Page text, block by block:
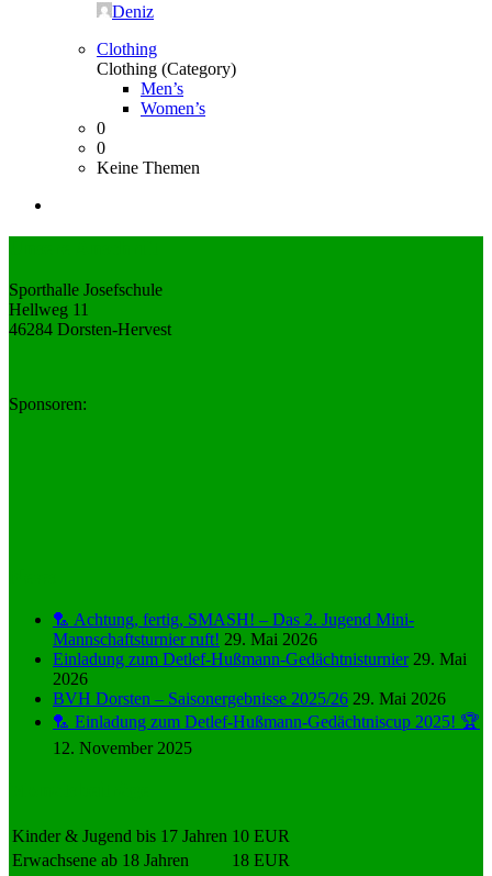
Deniz
Clothing
Clothing (Category)
Men’s
Women’s
0
0
Keine Themen
Sporthalle Josefschule
Hellweg 11
46284 Dorsten-Hervest
Sponsoren:
🏸 Achtung, fertig, SMASH! – Das 2. Jugend Mini-
Mannschaftsturnier ruft! 29. Mai 2026
Einladung zum Detlef-Hußmann-Gedächtnisturnier 29. Mai
2026
BVH Dorsten – Saisonergebnisse 2025/26 29. Mai 2026
🏸 Einladung zum Detlef-Hußmann-Gedächtniscup 2025! 🏆
12. November 2025
Kinder & Jugend bis 17 Jahren 10 EUR
Erwachsene ab 18 Jahren
18 EUR